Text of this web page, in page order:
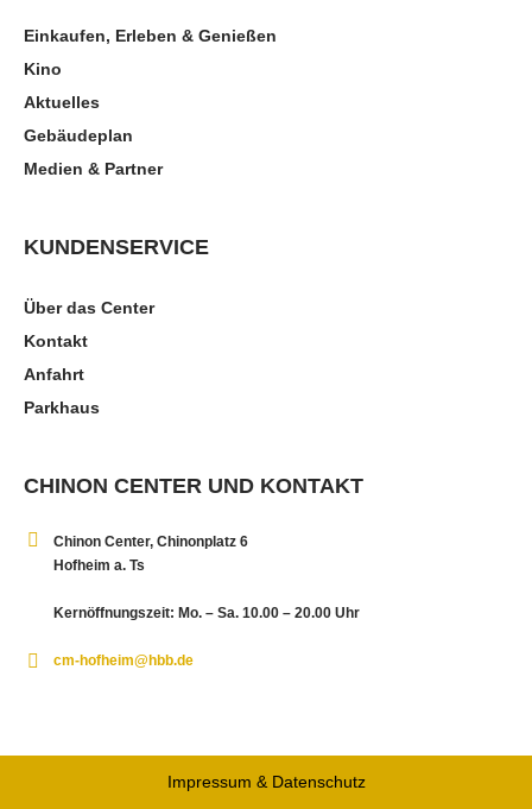
Einkaufen, Erleben & Genießen
Kino
Aktuelles
Gebäudeplan
Medien & Partner
KUNDENSERVICE
Über das Center
Kontakt
Anfahrt
Parkhaus
CHINON CENTER UND KONTAKT
Chinon Center, Chinonplatz 6
Hofheim a. Ts
Kernöffnungszeit: Mo. – Sa. 10.00 – 20.00 Uhr
cm-hofheim@hbb.de
Impressum & Datenschutz